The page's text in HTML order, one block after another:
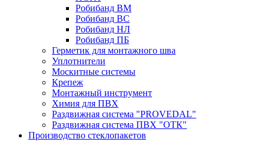
Робибанд ВМ
Робибанд ВС
Робибанд НЛ
Робибанд ПБ
Герметик для монтажного шва
Уплотнители
Москитные системы
Крепеж
Монтажный инструмент
Химия для ПВХ
Раздвижная система "PROVEDAL"
Раздвижная система ПВХ "ОТК"
Производство стеклопакетов